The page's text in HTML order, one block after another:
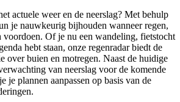
actuele weer en de neerslag? Met behulp
je nauwkeurig bijhouden wanneer regen,
voordoen. Of je nu een wandeling, fietstocht
hebt staan, onze regenradar biedt de
over buien en motregen. Naast de huidige
van neerslag voor de komende
je plannen aanpassen op basis van de